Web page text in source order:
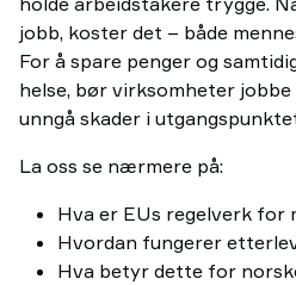
jobb, koster det – både
For å spare penger og
helse, bør virksomheter
unngå skader i
La oss se nærmere på:
Hva er EUs regelverk for
Hvordan fungerer
Hva betyr dette for